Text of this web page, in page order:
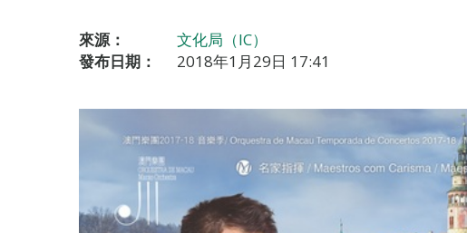
來源：
文化局（IC）
發布日期：
2018年1月29日 17:41